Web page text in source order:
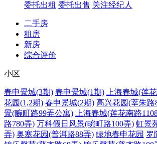
委托出租 委托出售 关注经纪人
二手房
租房
新房
综合评价
小区
春申景城(3期) 春申景城(1期) 上海春城(莲
花园(1,2期) 春申景城(2期) 高兴花园(莘朱路
景(畹町路99弄公寓)
上海春城(莲花南路
路780弄) 万科假日风景(畹町路100弄) 虹景
弄) 奥塞花园(普洱路88弄) 绿地春申花园 罗